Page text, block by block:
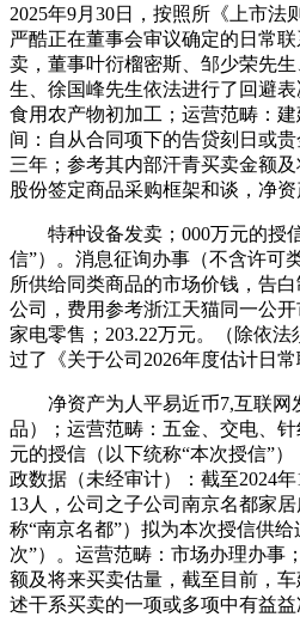
2025年9月30日，按照所《上市法
严酷正在董事会审议确定的日常
卖，董事叶衍榴密斯、邹少荣先
生、徐国峰先生依法进行了回避
食用农产物初加工；运营范畴：
间：自从合同项下的告贷刻日或
三年；参考其内部汗青买卖金额
股份签定商品采购框架和谈，净
特种设备发卖；000万元的授
信”）。消息征询办事（不含许可
所供给同类商品的市场价钱，告
公司，费用参考浙江天猫同一公
家电零售；203.22万元。（除依
过了《关于公司2026年度估计日
净资产为人平易近币7,互联网
品）；运营范畴：五金、交电、
元的授信（以下统称“本次授信”
政数据（未经审计）：截至2024
13人，公司之子公司南京名都家
称“南京名都”）拟为本次授信供
次”）。运营范畴：市场办理办事
额及将来买卖估量，截至目前，
述干系买卖的一项或多项中有益